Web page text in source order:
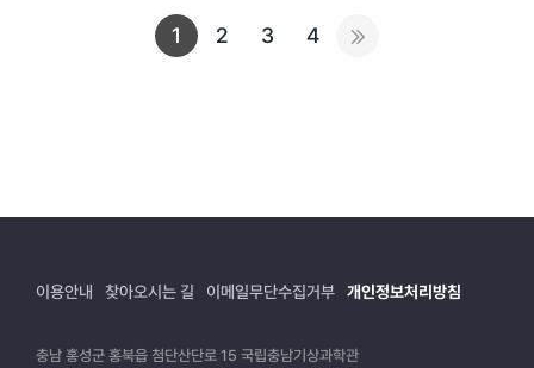
1 2 3 4
이용안내 찾아오시는 길 이메일무단수집거부 개인정보처리방침
충남 홍성군 홍북읍 첨단산단로 15 국립충남기상과학관